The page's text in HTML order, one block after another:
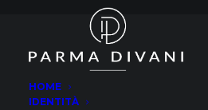
HOME
IDENTITÀ